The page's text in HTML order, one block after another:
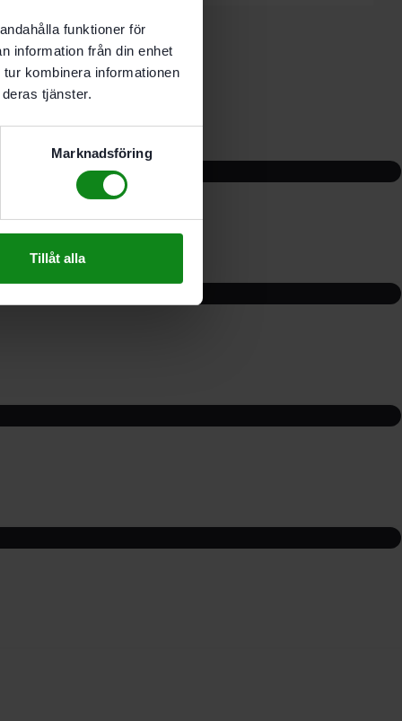
funktioner för
information från din enhet
kombinera informationen
tjänster.
Marknadsföring
Tillåt alla